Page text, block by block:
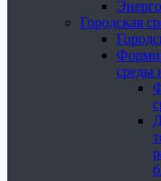
Городская
среды